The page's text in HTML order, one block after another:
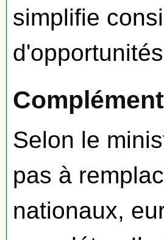
simplifie
Selon le
pas à
nationaux,